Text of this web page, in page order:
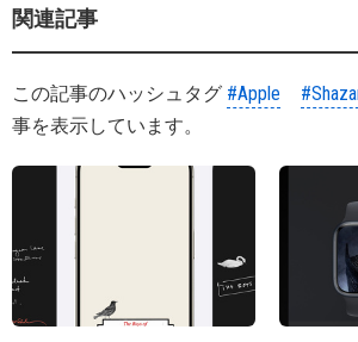
関連記事
この記事のハッシュタグ #Apple
事を表示しています。